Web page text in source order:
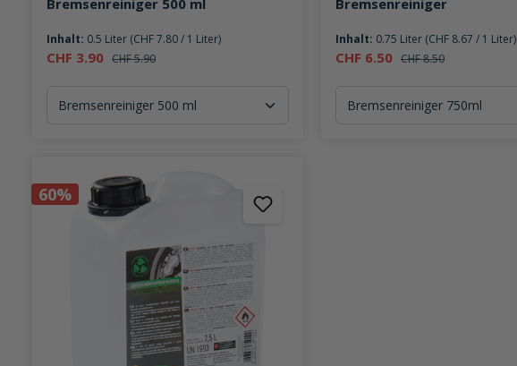
Bremsenreiniger 500 ml
Inhalt: 0.5 Liter (CHF 7.80 / 1 Liter)
CHF 3.90 CHF 5.90
Bremsenreiniger
Inhalt: 0.75 Liter (CHF 8.67 / 1 Liter)
CHF 6.50 CHF 8.50
60%